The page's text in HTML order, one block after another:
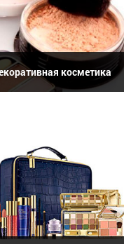
косметика